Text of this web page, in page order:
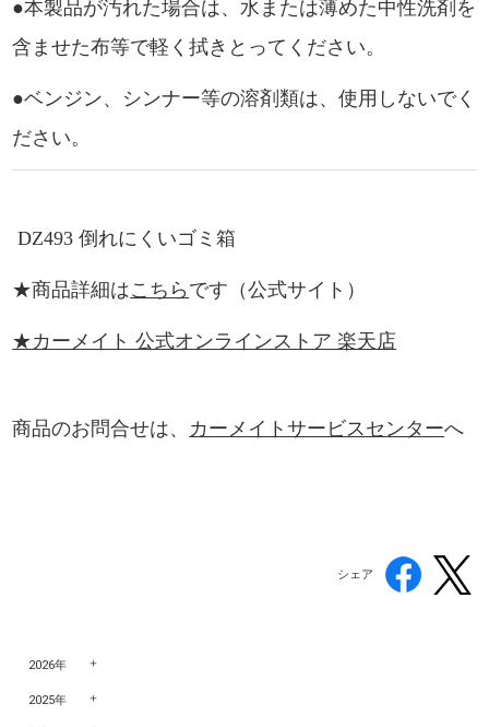
●本製品が汚れた場合は、水または薄めた中性洗剤を
含ませた布等で軽く拭きとってください。
●ベンジン、シンナー等の溶剤類は、使用しないでく
ださい。
DZ493 倒れにくいゴミ箱
★商品詳細はこちら です（公式サイト）
★カーメイト 公式オンラインストア 楽天店
商品のお問合せは、 カーメイトサービスセンターへ
シェア
2026年
2025年